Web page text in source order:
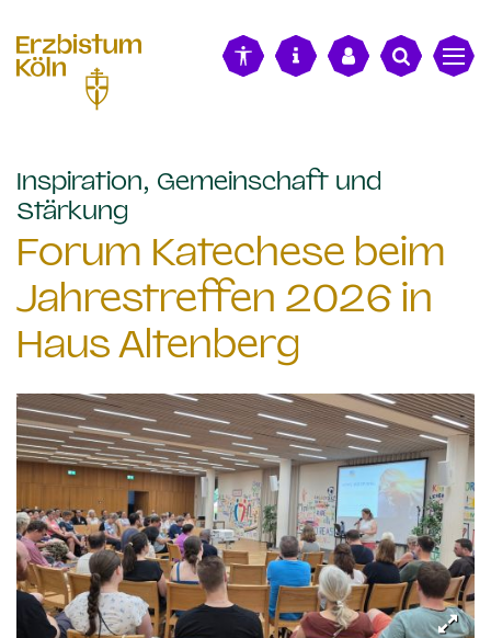
Inspiration, Gemeinschaft und
Stärkung
Forum Katechese beim
Jahrestreffen 2026 in
Haus Altenberg